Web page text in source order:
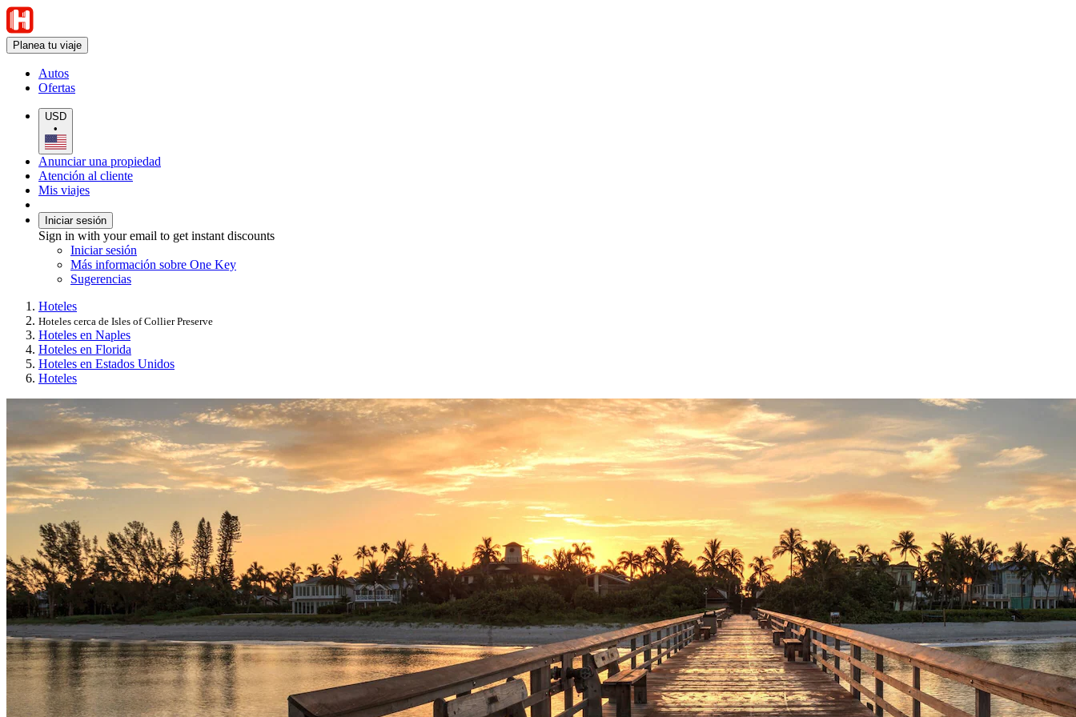
Planea tu viaje
Autos
Ofertas
USD
•
Anunciar una propiedad
Atención al cliente
Mis viajes
Iniciar sesión
Sign in with your email to get instant discounts
Iniciar sesión
Más información sobre One Key
Sugerencias
Hoteles
Hoteles cerca de Isles of Collier Preserve
Hoteles en Naples
Hoteles en Florida
Hoteles en Estados Unidos
Hoteles